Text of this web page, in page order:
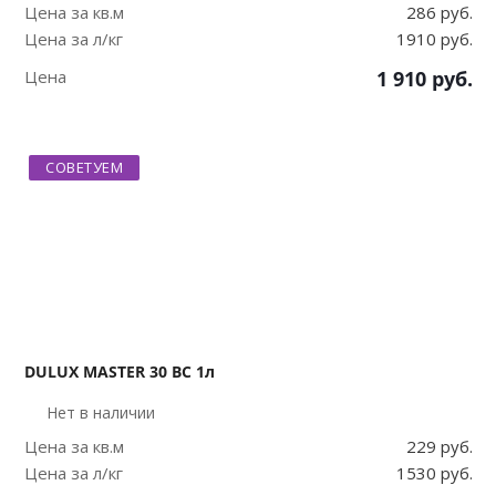
Цена за кв.м
286 руб.
Цена за л/кг
1910 руб.
Цена
1 910 руб.
СОВЕТУЕМ
DULUX MASTER 30 BC 1л
Нет в наличии
Цена за кв.м
229 руб.
Цена за л/кг
1530 руб.